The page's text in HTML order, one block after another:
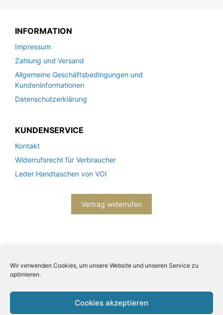
Wir verwenden Cookies, um unsere Website und unseren Service zu
optimieren.
Cookies akzeptieren
INFORMATION
Impressum
Zahlung und Versand
Allgemeine Geschäftsbedingungen und
Kundeninformationen
Datenschutzerklärung
KUNDENSERVICE
Kontakt
Widerrufsrecht für Verbraucher
Leder Handtaschen von VOI
Vertrag widerrufen
2026© Engels mode schmuck -Datenschutzerklärung
Impressum- Bitte beachten Sie unsere